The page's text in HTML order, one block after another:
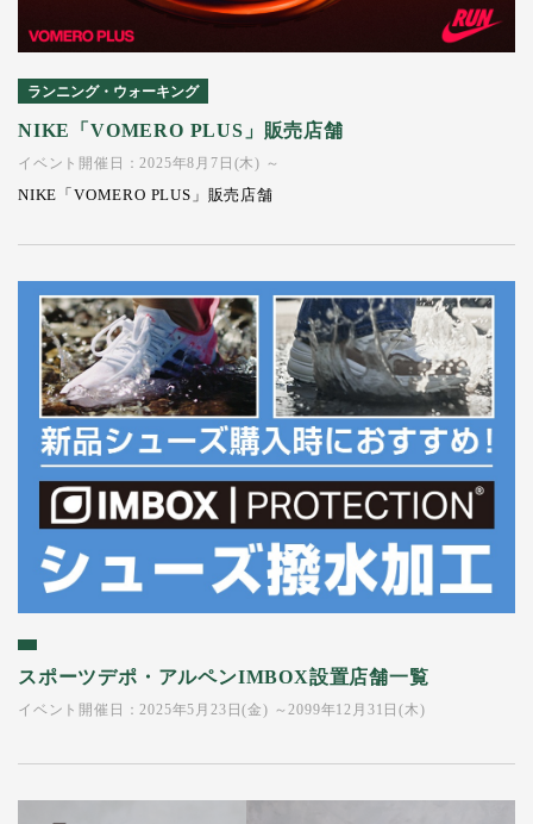
ランニング・ウォーキング
NIKE「VOMERO PLUS」販売店舗
イベント開催日：2025年8月7日(木) ～
NIKE「VOMERO PLUS」販売店舗
スポーツデポ・アルペンIMBOX設置店舗一覧
イベント開催日：2025年5月23日(金) ～2099年12月31日(木)